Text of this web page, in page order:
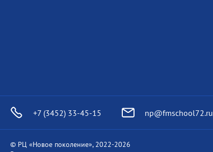
+7 (3452) 33-45-15 np@fmschool72.ru
© РЦ «Новое поколение», 2022-2026